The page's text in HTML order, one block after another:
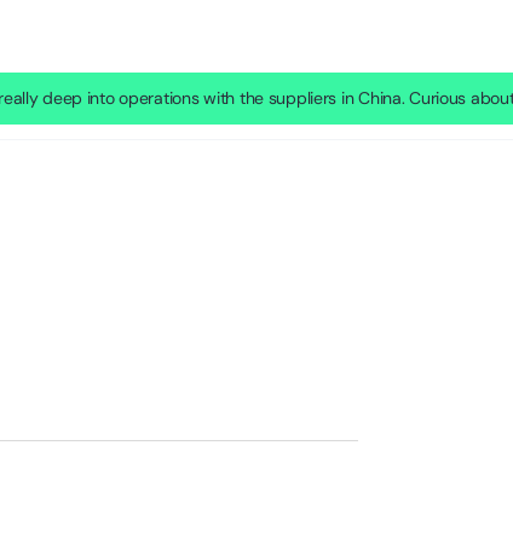
deep into operations with the suppliers in China. Curious
Sign in Sign up